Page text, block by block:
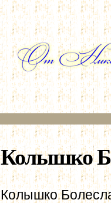
Колышко
Колышко